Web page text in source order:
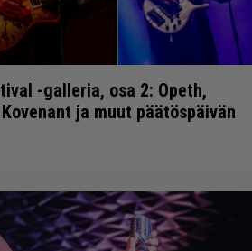
-galleria, osa 2: Opeth,
ja muut päätöspäivän